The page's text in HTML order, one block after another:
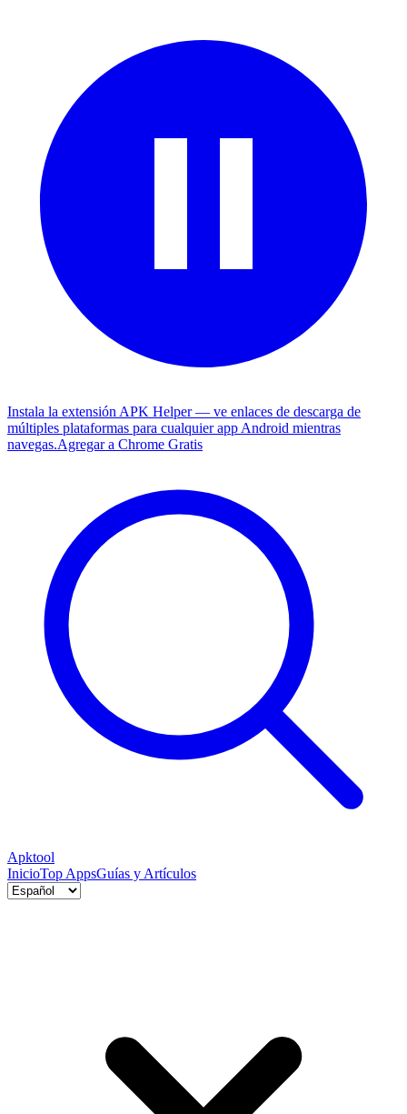
Instala la extensión APK Helper — ve enlaces de descarga de
múltiples plataformas para cualquier app Android mientras
navegas.Agregar a Chrome Gratis
Apktool
InicioTop AppsGuías y Artículos